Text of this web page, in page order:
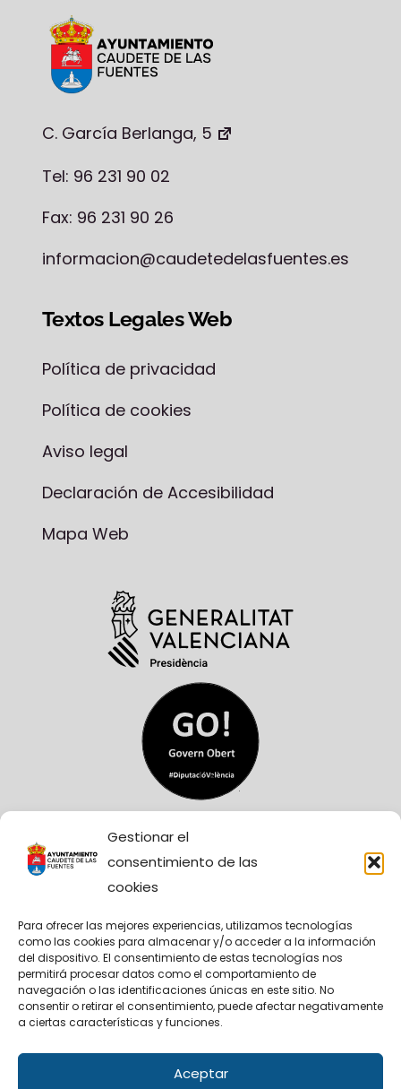
Gestionar el
consentimiento de las
cookies
Para ofrecer las mejores experiencias, utilizamos tecnologías
como las cookies para almacenar y/o acceder a la información
del dispositivo. El consentimiento de estas tecnologías nos
permitirá procesar datos como el comportamiento de
navegación o las identificaciones únicas en este sitio. No
consentir o retirar el consentimiento, puede afectar negativamente
a ciertas características y funciones.
Aceptar
C. García Berlanga, 5
Tel: 96 231 90 02
Fax: 96 231 90 26
informacion@caudetedelasfuentes.es
Textos Legales Web
Política de privacidad
Política de cookies
Aviso legal
Declaración de Accesibilidad
Mapa Web
Sitio Web financiado tanto por la Conselleria de
Participación, Transparencia, Cooperación y
Calidad Democrática, como por la Diputación
Provincial de València.